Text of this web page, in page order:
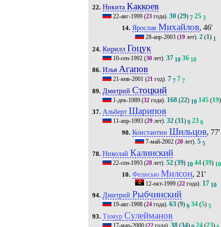
22. Никита Каккоев
22-авг-1999(23года). 30(29) 7 25 3
14. Ярослав Михайлов, 46'
28-апр-2003 (19 лет).2 (1) 1
24. Кирилл Гоцук
10-сен-1992(30лет). 37 10 36 10
86. Илья Агапов
21-янв-2001 (21год). 7 7 7 7
89. Дмитрий Стоцкий
1-дек-1989(32года). 168(22) 10 145(19)
37. Альберт Шарипов
11-апр-1993(29лет). 32(31) 9 23 6
90. Константин Шильцов, 77'
7-май-2002 (20 лет).5 5
78. Николай Калинский
22-сен-1993(28лет). 52(39) 10 44(39) 10
10. Фелисью Милсон, 21'
12-окт-1999 (22 года). 17 10
94. Дмитрий Рыбчинский
19-авг-1998(24года). 63(9) 9 34(5) 5
93. Тимур Сулейманов
17-мар-2000(22года). 38(34) 24(23)